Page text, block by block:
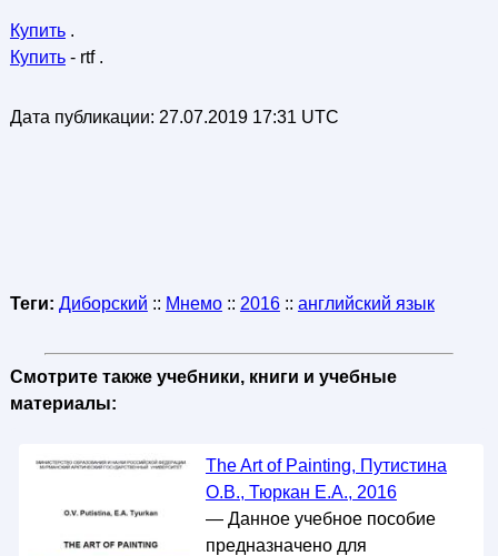
Купить.
Купить- rtf .
Дата публикации: 27.07.2019 17:31 UTC
Теги: Диборский :: Мнемо:: 2016:: английский язык
Смотрите также учебники, книги и учебные
материалы:
The Art of Painting, Путистина
О.В., Тюркан Е.А., 2016
— Данное учебное пособие
предназначено для